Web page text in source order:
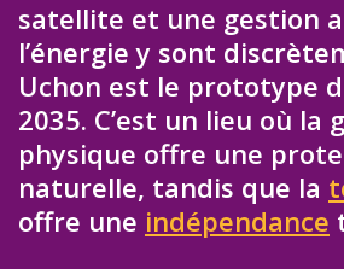
satellite et une gestion
l’énergie y sont
Uchon est le prototype
2035. C’est un lieu où la
physique offre une
naturelle, tandis que la
offre une indépendance